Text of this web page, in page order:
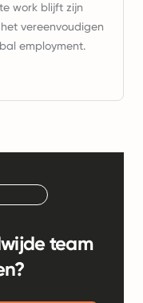
work blijft zijn
vereenvoudigen
employment.
team